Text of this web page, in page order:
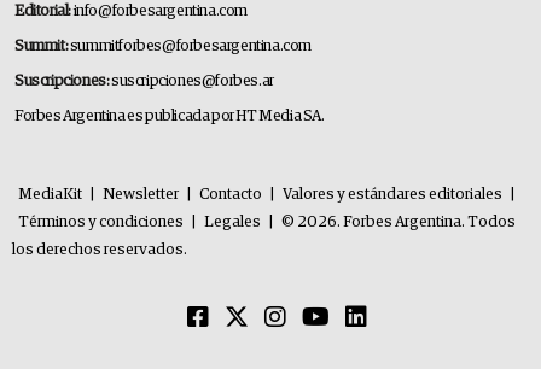
Editorial:info@forbesargentina.com
Summit:summitforbes@forbesargentina.com
Suscripciones:suscripciones@forbes.ar
Forbes Argentina es publicada por HT Media SA.
MediaKit Newsletter Contacto Valores y estándares editoriales
Términos y condiciones
Legales
© 2026. Forbes Argentina. Todos
los derechos reservados.